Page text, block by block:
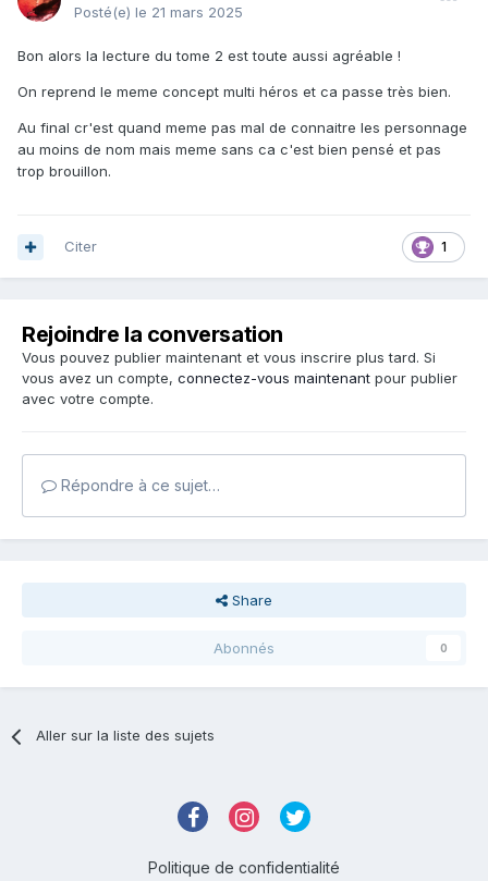
Posté(e) le 21 mars 2025
Bon alors la lecture du tome 2 est toute aussi agréable !
On reprend le meme concept multi héros et ca passe très bien.
Au final cr'est quand meme pas mal de connaitre les personnage
au moins de nom mais meme sans ca c'est bien pensé et pas
trop brouillon.
1
Citer
Rejoindre la conversation
Vous pouvez publier maintenant et vous inscrire plus tard. Si
vous avez un compte, connectez-vous maintenant pour publier
avec votre compte.
Répondre à ce sujet…
Share
Abonnés 0
Aller sur la liste des sujets
Politique de confidentialité